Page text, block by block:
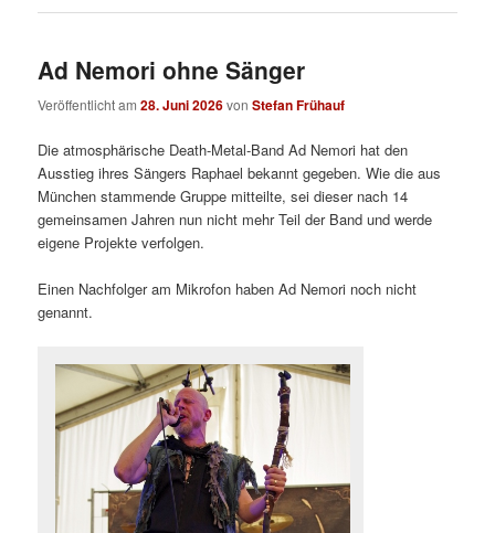
Ad Nemori ohne Sänger
Veröffentlicht am28. Juni 2026vonStefan Frühauf
Die atmosphärische Death-Metal-Band Ad Nemori hat den
Ausstieg ihres Sängers Raphael bekannt gegeben. Wie die aus
München stammende Gruppe mitteilte, sei dieser nach 14
gemeinsamen Jahren nun nicht mehr Teil der Band und werde
eigene Projekte verfolgen.
Einen Nachfolger am Mikrofon haben Ad Nemori noch nicht
genannt.